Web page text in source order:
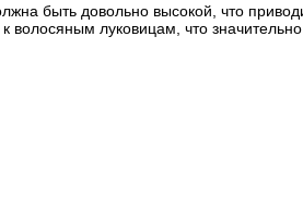
быть довольно высокой, что
луковицам, что